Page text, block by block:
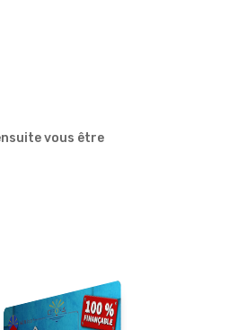
vous être